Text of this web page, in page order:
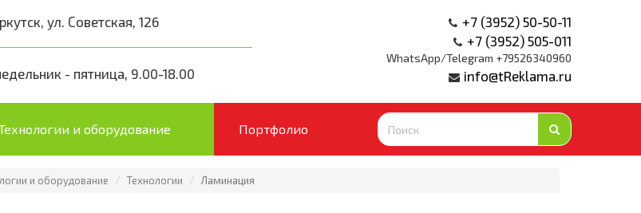
ул. Советская, 126
- пятница, 9.00-18.00
+7 (3952) 50-50-11
+7 (3952) 505-011
WhatsApp/Telegram +79526340960
info@tReklama.ru
и оборудование Портфолио
и оборудование Технологии Ламинация